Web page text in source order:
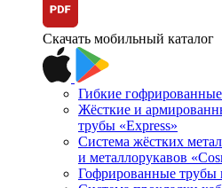
Скачать мобильный каталог
Гибкие
Жёсткие и
трубы «Express»
Система жёстких
и металлорукавов
Гофрированные трубы